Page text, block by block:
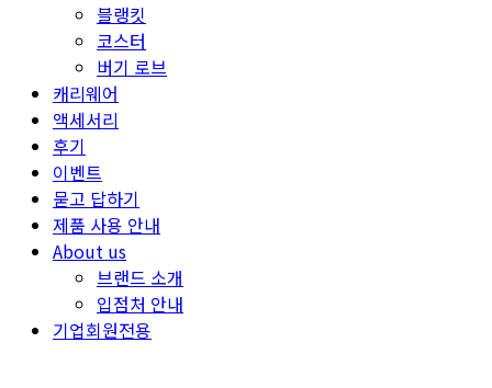
블랭킷
코스터
버기 로브
캐리웨어
액세서리
후기
이벤트
묻고 답하기
제품 사용 안내
About us
브랜드 소개
입점처 안내
기업회원전용